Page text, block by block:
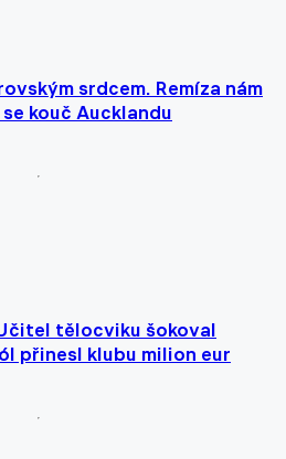
srdcem. Remíza nám
kouč Aucklandu
tělocviku šokoval
přinesl klubu milion eur